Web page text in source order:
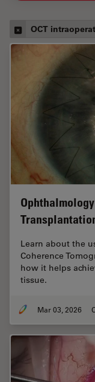
OCT
Learn about the
Coherence
how it helps
tissue.
Mar 03, 2026